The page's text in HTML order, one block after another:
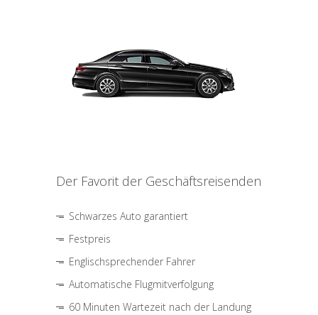
Der Favorit der Geschäftsreisenden
Schwarzes Auto garantiert
Festpreis
Englischsprechender Fahrer
Automatische Flugmitverfolgung
60 Minuten Wartezeit nach der Landung